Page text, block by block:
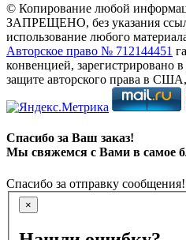
© Копирование любой
ЗАПРЕЩЕНО, без указания
использование любого
Авторское право № 712144451
конвенцией, зарегистрировано
защите авторского права в
Спасибо за Ваш заказ!
Мы свяжемся с Вами в самое
Спасибо за отправку сообщения!
×